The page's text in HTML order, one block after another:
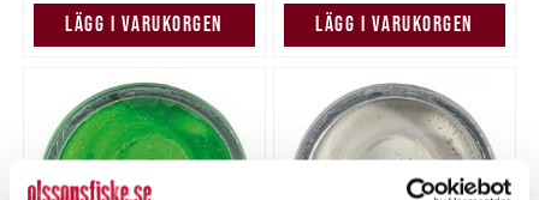
LÄGG I VARUKORGEN LÄGG I VARUKORGEN